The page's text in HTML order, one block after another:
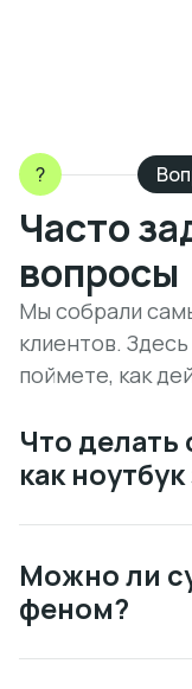
?
Часто
вопросы
Мы собрали
клиентов.
поймете, как
Что делать
как
Можно ли
феном?